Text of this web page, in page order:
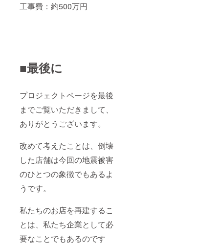
工事費：約500万円
■最後に
プロジェクトページを最後
までご覧いただきまして、
ありがとうございます。
改めて考えたことは、倒壊
した店舗は今回の地震被害
のひとつの象徴でもあるよ
うです。
私たちのお店を再建するこ
とは、私たち企業として必
要なことでもあるのです